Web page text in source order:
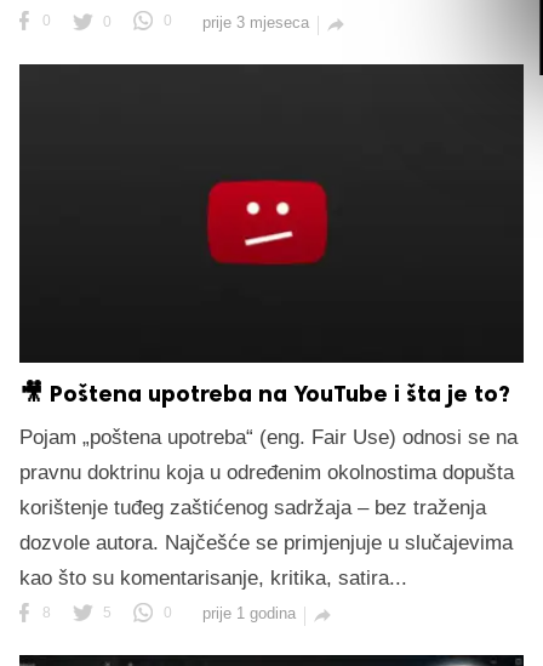
0 0 0 prije 3 mjeseca 
🎥 Poštena upotreba na YouTube i šta je to?
Pojam „poštena upotreba“ (eng. Fair Use) odnosi se na
pravnu doktrinu koja u određenim okolnostima dopušta
korištenje tuđeg zaštićenog sadržaja – bez traženja
dozvole autora. Najčešće se primjenjuje u slučajevima
kao što su komentarisanje, kritika, satira...
8 5 0 prije 1 godina 